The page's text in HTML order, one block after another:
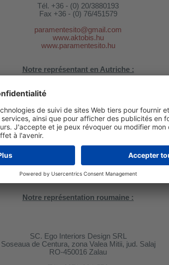
Tél. +36 - (0) 20/3880193
Fax +36 - (0) 76/451579
paramentesito@gmail.com
www.aktobis.hu
www.paramentesito.hu
Notre représentant en Autriche :
ARLTROC Schadensanierung Gmbh
A-6764 Lech a. A. Hnr. 339
Tél : +43 - (0) 5583/30880
Notre représentation roumaine :
SC. Ego Interiors Design SRL
Soseaua de Centura, zona Valea Mitii, jud. Salaj
RO-450016 Zalau